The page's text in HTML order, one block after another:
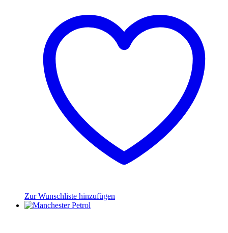
Zur Wunschliste hinzufügen